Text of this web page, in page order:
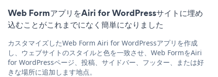
Web FormアプリをAiri for WordPressサイトに埋め
込むことがこれまでになく簡単になりました
カスタマイズしたWeb Form Airi for WordPressアプリを作成
し、ウェブサイトのスタイルと色を一致させ、Web FormをAiri
for WordPressページ、投稿、サイドバー、フッター、または好
きな場所に追加します地点。